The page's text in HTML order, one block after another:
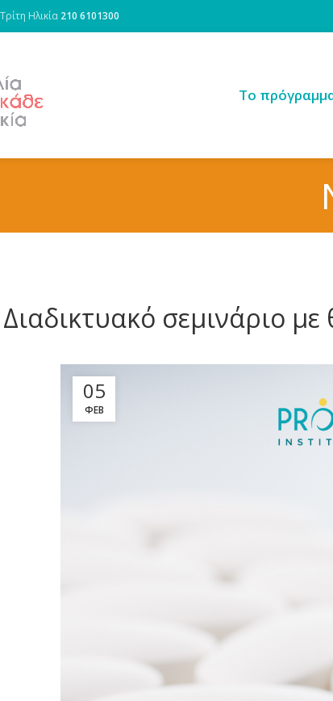
Ηλικία 210 6101300
Tο
Διαδικτυακό σεμινάριο
05
ΦΕΒ